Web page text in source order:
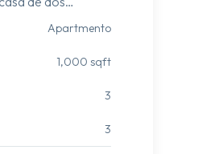
Barrio Estero
💣USD
Apartmento
1,000 sqft
3
3